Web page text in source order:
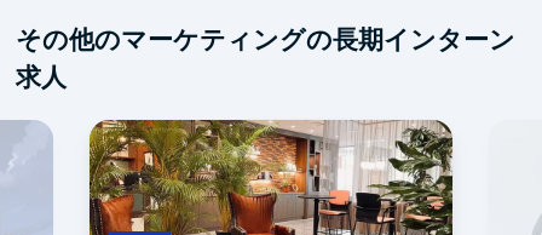
その他のマーケティングの長期インターン
求人